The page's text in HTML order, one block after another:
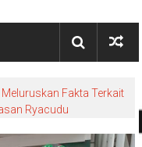
Fakta Terkait
Ryacudu